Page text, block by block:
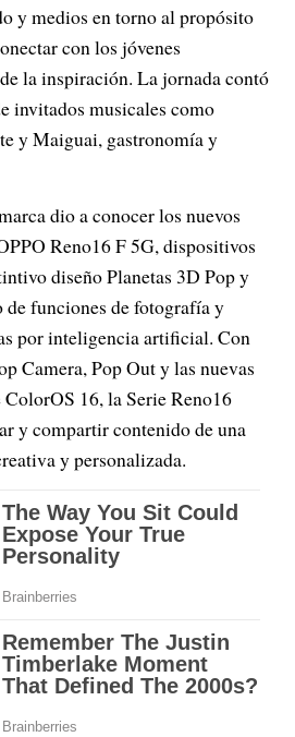
y medios en torno al propósito
con los jóvenes
la inspiración. La jornada contó
invitados musicales como
y Maiguai, gastronomía y
dio a conocer los nuevos
Reno16 F 5G, dispositivos
diseño Planetas 3D Pop y
funciones de fotografía y
por inteligencia artificial. Con
Camera, Pop Out y las nuevas
16, la Serie Reno16
y compartir contenido de una
y personalizada.